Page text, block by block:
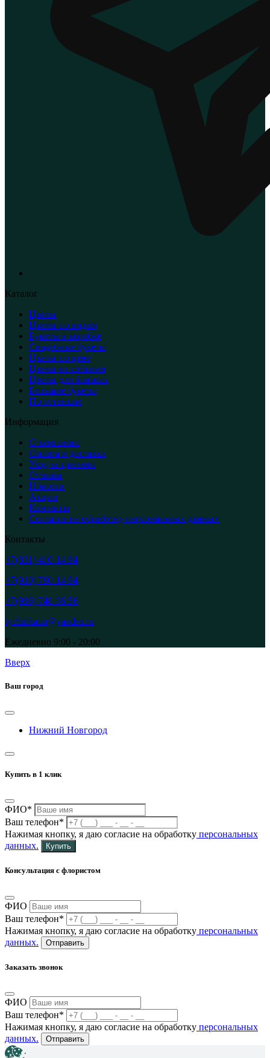
Каталог
Цветы
Цветы по видам
Букеты в коробке
Свадебные букеты
Цветы по цене
Цветы на события
Цветы для близких
Большие букеты
По оттенкам
Информация
О компании
Оплата и доставка
Уход за цветами
Отзывы
Новости
Акции
Контакты
Согласие на обработку персональных данных
Контакты
+7(831) 410-14-94
+7(910) 790-14-94
+7(986) 748-36-56
tychinkann@yandex.ru
Ежедневно 9:00 - 20:00
Вверх
Ваш город
Нижний Новгород
Купить в 1 клик
ФИО*
Ваш телефон*
Нажимая кнопку, я даю согласие на обработку персональных
данных.
Купить
Консультация с флористом
ФИО
Ваш телефон*
Нажимая кнопку, я даю согласие на обработку персональных
данных.
Отправить
Заказать звонок
ФИО
Ваш телефон*
Нажимая кнопку, я даю согласие на обработку персональных
данных.
Отправить